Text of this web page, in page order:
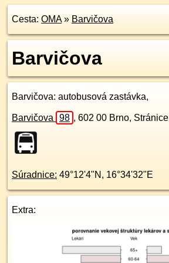
Cesta: OMA» Barvičova
Barvičova
Barvičova: autobusová zastávka,
Barvičova 98 , 602 00 Brno, Stránice
Súradnice: 49°12'4"N , 16°34'32"E
Extra: